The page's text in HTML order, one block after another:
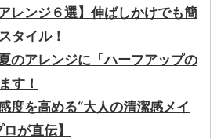
レンジ６選】伸ばしかけでも簡
タイル！
のアレンジに「ハーフアップの
す！
度を高める“大人の清潔感メイ
が直伝】